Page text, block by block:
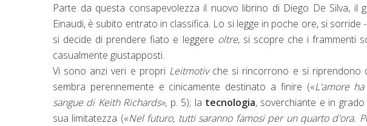
Parte da questa consapevolezza il nuovo librino di Diego De Silva, il
Einaudi, è subito entrato in classifica. Lo si legge in poche ore, si
si decide di prendere fiato e leggere oltre, si scopre che i frammenti
casualmente giustapposti.
Vi sono anzi veri e propri Leitmotivche si rincorrono e si riprendono
sembra perennemente e cinicamente destinato a finire («L'amore
sangue di Keith Richards», p. 5); la tecnologia, soverchiante e in
sua limitatezza («Nel futuro, tutti saranno famosi per un quarto d'ora.